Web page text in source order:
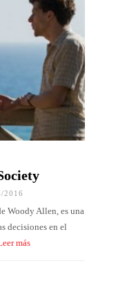
2016
Woody Allen, es una
decisiones en el
más